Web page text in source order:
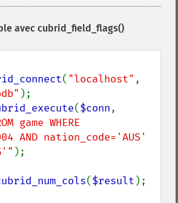
avec cubrid_field_flags()
( "localhost"
($conn
game WHERE
AND nation_code='AUS'
);
($result );